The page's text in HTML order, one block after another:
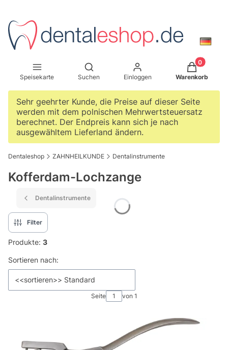
Speisekarte
Suchmaschine öffnen
Suchen Einloggen
Produkte im
Warenkorb
Sehr geehrter Kunde, die Preise auf dieser Seite
werden mit dem polnischen Mehrwertsteuersatz
berechnet. Der Endpreis kann sich je nach
ausgewähltem Lieferland ändern.
Dentaleshop ZAHNHEILKUNDE Dentalinstrumente
Kofferdam-Lochzange
Dentalinstrumente
Filter
Produkte: 3
Produktliste
Sortieren nach:
<<sortieren>> Standard
Seite von 1